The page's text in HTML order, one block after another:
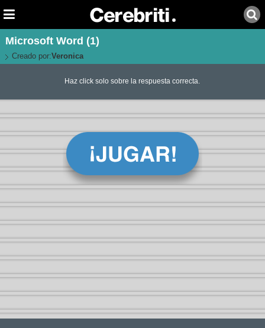
Microsoft Word (1)
Creado por:Veronica
Haz click solo sobre la respuesta correcta.